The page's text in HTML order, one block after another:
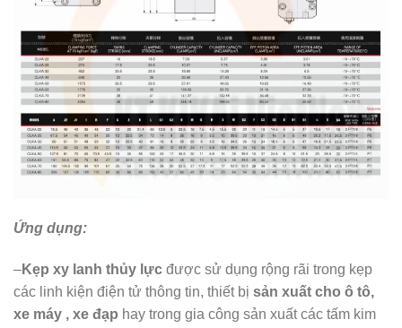
Ứng dụng:
–Kẹp xy lanh thủy lực được sử dụng rộng rãi trong kẹp
các linh kiện điện tử thông tin, thiết bị sản xuất cho ô tô,
xe máy , xe đạp hay trong gia công sản xuất các tấm kim